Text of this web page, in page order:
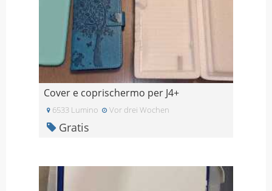
Cover e coprischermo per J4+
6533 Lumino Vor drei Wochen
Gratis